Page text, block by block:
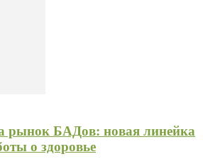
рынок БАДов: новая линейка
о здоровье